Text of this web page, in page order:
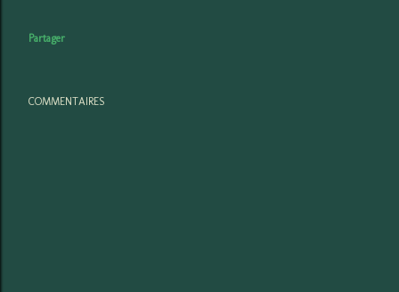
Partager
COMMENTAIRES